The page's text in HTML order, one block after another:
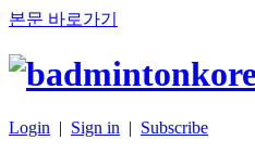
본문 바로가기
Login | Sign in | Subscribe